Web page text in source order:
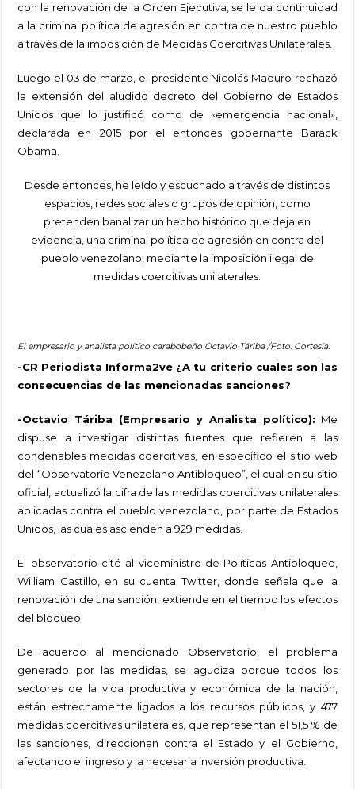
con la renovación de la Orden Ejecutiva, se le da continuidad
a la criminal política de agresión en contra de nuestro pueblo
a través de la imposición de Medidas Coercitivas Unilaterales.
Luego el 03 de marzo, el presidente Nicolás Maduro rechazó
la extensión del aludido decreto del Gobierno de Estados
Unidos que lo justificó como de «emergencia nacional»,
declarada en 2015 por el entonces gobernante Barack
Obama.
Desde entonces, he leído y escuchado a través de distintos
espacios, redes sociales o grupos de opinión, como
pretenden banalizar un hecho histórico que deja en
evidencia, una criminal política de agresión en contra del
pueblo venezolano, mediante la imposición ilegal de
medidas coercitivas unilaterales.
El empresario y analista político carabobeño Octavio Táriba /Foto: Cortesía.
-CR Periodista Informa2ve ¿A tu criterio cuales son las
consecuencias de las mencionadas sanciones?
-Octavio Táriba (Empresario y Analista político): Me
dispuse a investigar distintas fuentes que refieren a las
condenables medidas coercitivas, en específico el sitio web
del “Observatorio Venezolano Antibloqueo”, el cual en su sitio
oficial, actualizó la cifra de las medidas coercitivas unilaterales
aplicadas contra el pueblo venezolano, por parte de Estados
Unidos, las cuales ascienden a 929 medidas.
El observatorio citó al viceministro de Políticas Antibloqueo,
William Castillo, en su cuenta Twitter, donde señala que la
renovación de una sanción, extiende en el tiempo los efectos
del bloqueo.
De acuerdo al mencionado Observatorio, el problema
generado por las medidas, se agudiza porque todos los
sectores de la vida productiva y económica de la nación,
están estrechamente ligados a los recursos públicos, y 477
medidas coercitivas unilaterales, que representan el 51,5 % de
las sanciones, direccionan contra el Estado y el Gobierno,
afectando el ingreso y la necesaria inversión productiva.